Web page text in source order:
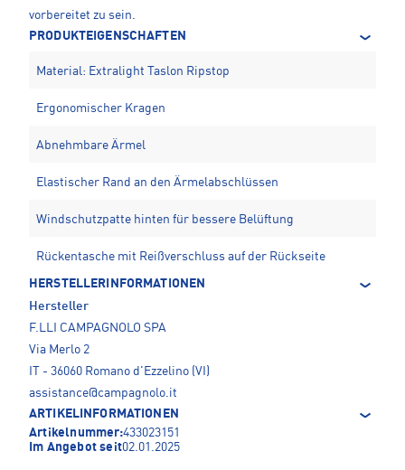
vorbereitet zu sein.
PRODUKTEIGENSCHAFTEN
Material: Extralight Taslon Ripstop
Ergonomischer Kragen
Abnehmbare Ärmel
Elastischer Rand an den Ärmelabschlüssen
Windschutzpatte hinten für bessere Belüftung
Rückentasche mit Reißverschluss auf der Rückseite
HERSTELLERINFORMATIONEN
Hersteller
F.LLI CAMPAGNOLO SPA
Via Merlo 2
IT - 36060 Romano d'Ezzelino (VI)
assistance@campagnolo.it
ARTIKELINFORMATIONEN
Artikelnummer:433023151
Im Angebot seit02.01.2025